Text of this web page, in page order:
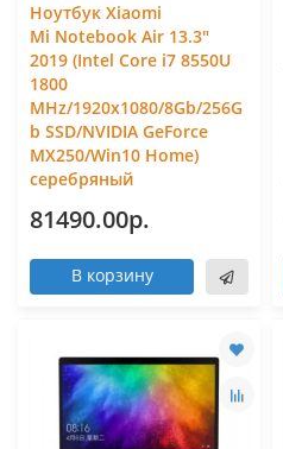
Ноутбук Xiaomi
Mi Notebook Air 13.3"
2019 (Intel Core i7 8550U
1800
MHz/1920x1080/8Gb/256G
b SSD/NVIDIA GeForce
MX250/Win10 Home)
серебряный
81490.00р.
В корзину